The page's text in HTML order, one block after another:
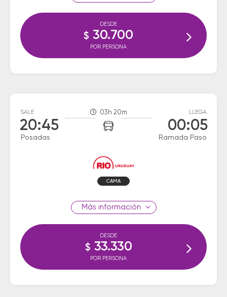
DESDE
$ 30.700
POR PERSONA
SALE
20:45
Posadas
03h 20m LLEGA
00:05
Ramada Paso
CAMA
información
DESDE
$ 33.330
POR PERSONA